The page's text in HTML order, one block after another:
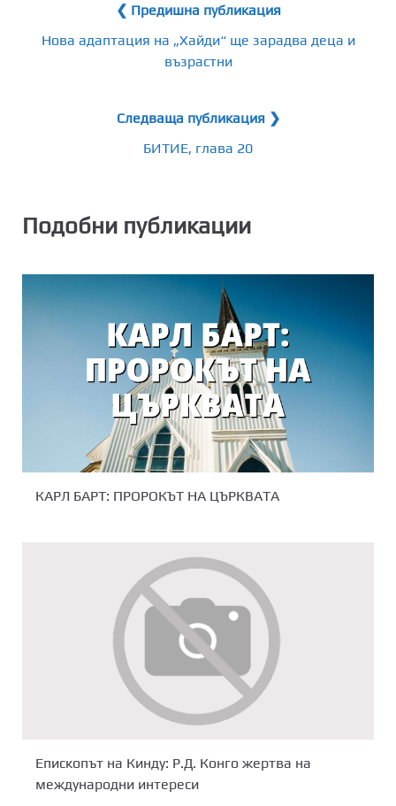
❮ Предишна публикация
Нова адаптация на „Хайди“ ще зарадва деца и
възрастни
Следваща публикация ❯
БИТИЕ, глава 20
Подобни публикации
КАРЛ БАРТ: ПРОРОКЪТ НА ЦЪРКВАТА
Епископът на Кинду: Р.Д. Конго жертва на
международни интереси